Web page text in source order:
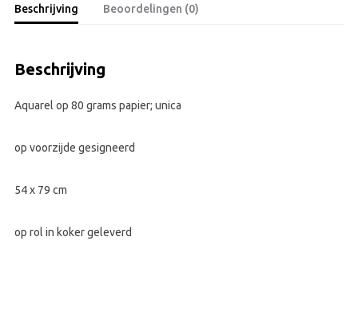
Beschrijving Beoordelingen (0)
Beschrijving
Aquarel op 80 grams papier; unica
op voorzijde gesigneerd
54 x 79 cm
op rol in koker geleverd